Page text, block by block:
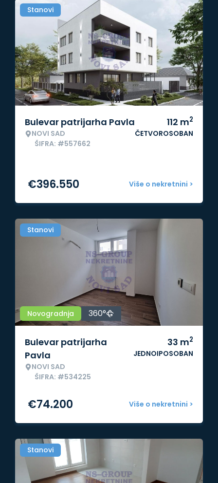
Stanovi
Bulevar patrijarha Pavla
NOVI SAD
ŠIFRA: #557662
112 m2
ČETVOROSOBAN
Više o nekretnini >
€396.550
Stanovi
Novogradnja 360°
Bulevar patrijarha
Pavla
NOVI SAD
ŠIFRA: #534225
33 m2
JEDNOIPOSOBAN
Više o nekretnini >
€74.200
Stanovi